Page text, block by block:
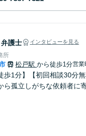
弁護士 インタビューを見る
所
松戸駅 から徒歩1分営業
歩1分】【初回相談30分
ら孤立しがちな依頼者に